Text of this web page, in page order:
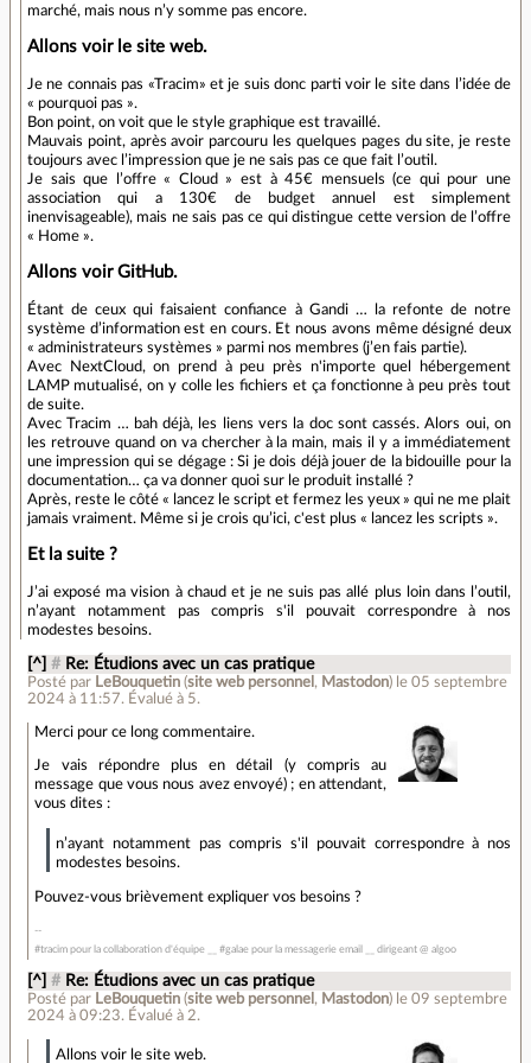
marché, mais nous n’y somme pas encore.
Allons voir le site web.
Je ne connais pas «Tracim» et je suis donc parti voir le site dans l’idée de
« pourquoi pas ».
Bon point, on voit que le style graphique est travaillé.
Mauvais point, après avoir parcouru les quelques pages du site, je reste
toujours avec l’impression que je ne sais pas ce que fait l’outil.
Je sais que l’offre « Cloud » est à 45€ mensuels (ce qui pour une
association qui a 130€ de budget annuel est simplement
inenvisageable), mais ne sais pas ce qui distingue cette version de l’offre
« Home ».
Allons voir GitHub.
Étant de ceux qui faisaient confiance à Gandi … la refonte de notre
système d’information est en cours. Et nous avons même désigné deux
« administrateurs systèmes » parmi nos membres (j’en fais partie).
Avec NextCloud, on prend à peu près n'importe quel hébergement
LAMP mutualisé, on y colle les fichiers et ça fonctionne à peu près tout
de suite.
Avec Tracim … bah déjà, les liens vers la doc sont cassés. Alors oui, on
les retrouve quand on va chercher à la main, mais il y a immédiatement
une impression qui se dégage : Si je dois déjà jouer de la bidouille pour la
documentation… ça va donner quoi sur le produit installé ?
Après, reste le côté « lancez le script et fermez les yeux » qui ne me plait
jamais vraiment. Même si je crois qu’ici, c'est plus « lancez les scripts ».
Et la suite ?
J’ai exposé ma vision à chaud et je ne suis pas allé plus loin dans l’outil,
n’ayant notamment pas compris s'il pouvait correspondre à nos
modestes besoins.
[^] # Re: Étudions avec un cas pratique
Posté par LeBouquetin (site web personnel , Mastodon) le 05 septembre
2024 à 11:57. Évalué à 5.
Merci pour ce long commentaire.
Je vais répondre plus en détail (y compris au
message que vous nous avez envoyé) ; en attendant,
vous dites :
n’ayant notamment pas compris s'il pouvait correspondre à nos
modestes besoins.
Pouvez-vous brièvement expliquer vos besoins ?
#tracim pour la collaboration d'équipe __ #galae pour la messagerie email __ dirigeant @ algoo
[^] # Re: Étudions avec un cas pratique
Posté par LeBouquetin (site web personnel , Mastodon) le 09 septembre
2024 à 09:23. Évalué à 2.
Allons voir le site web.